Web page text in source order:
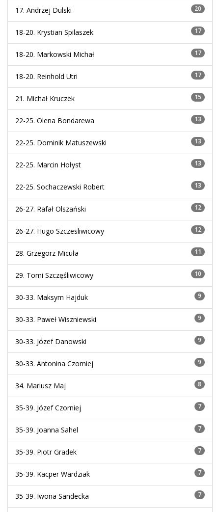
17. Andrzej Dulski 20
18-20. Krystian Spilaszek 17
18-20. Markowski Michał 17
18-20. Reinhold Utri 17
21. Michał Kruczek 15
22-25. Olena Bondarewa 13
22-25. Dominik Matuszewski 13
22-25. Marcin Hołyst 13
22-25. Sochaczewski Robert 13
26-27. Rafał Olszański 12
26-27. Hugo Szczesliwicowy 12
28. Grzegorz Micuła 11
29. Tomi Szczęśliwicowy 10
30-33. Maksym Hajduk 9
30-33. Paweł Wiszniewski 9
30-33. Józef Danowski 9
30-33. Antonina Czorniej 9
34. Mariusz Maj 8
35-39. Józef Czorniej 7
35-39. Joanna Sahel 7
35-39. Piotr Gradek 7
35-39. Kacper Wardziak 7
35-39. Iwona Sandecka 7